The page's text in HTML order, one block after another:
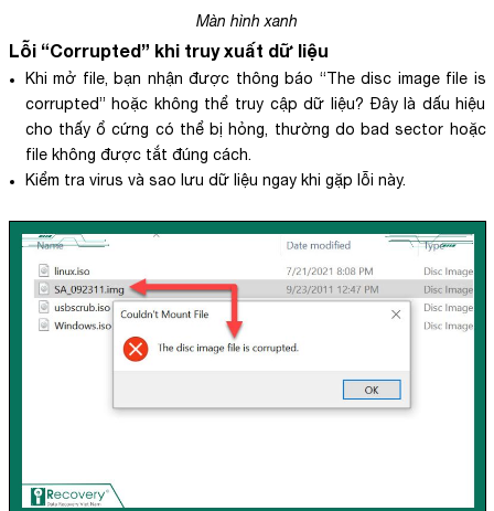
Màn hình xanh
Lỗi “Corrupted” khi truy xuất dữ liệu
Khi mở file, bạn nhận được thông báo “The disc image file is
corrupted” hoặc không thể truy cập dữ liệu? Đây là dấu hiệu
cho thấy ổ cứng có thể bị hỏng, thường do bad sector hoặc
file không được tắt đúng cách.
Kiểm tra virus và sao lưu dữ liệu ngay khi gặp lỗi này.